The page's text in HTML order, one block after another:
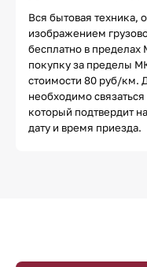
Вся бытовая техника,
изображением
бесплатно в
покупку за пределы
стоимости 80 руб/км.
необходимо
который подтвердит
дату и время приезда.